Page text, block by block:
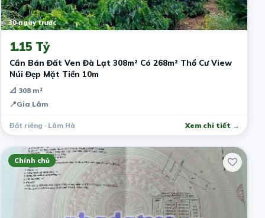
30 ngày trước
1.15 Tỷ
Cần Bán Đất Ven Đà Lạt 308m² Có 268m² Thổ Cư View
Núi Đẹp Mặt Tiền 10m
📐 308 m²
📍Gia Lâm
Đất riêng · Lâm Hà Xem chi tiết →
Chính chủ